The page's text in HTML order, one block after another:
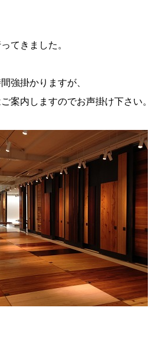
てきました。
強掛かりますが、
案内しますのでお声掛け下さい。